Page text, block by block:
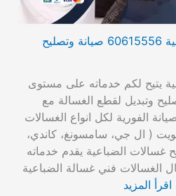
فني تصليح غسالات الضباعية 60615556 صيانة وتصليح
يتيح لكم خدماته على مستوى
وتبديل لقطع الغسالة مع
الفورية لكل انواع الغسالات
( ال جي، سامسونغ، كاندي،
غسالات الضباعية يقدم خدماته
الغسالات فني غسالة الضباعية
اقرأ المزيد